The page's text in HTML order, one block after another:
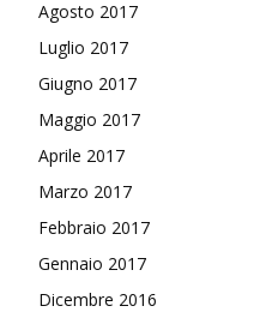
Agosto 2017
Luglio 2017
Giugno 2017
Maggio 2017
Aprile 2017
Marzo 2017
Febbraio 2017
Gennaio 2017
Dicembre 2016